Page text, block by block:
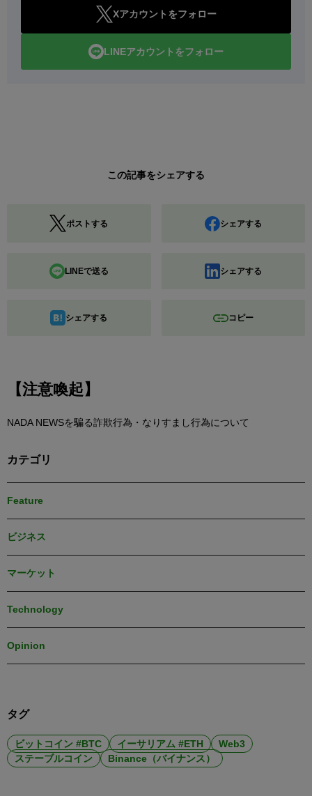
Xアカウントをフォロー
LINEアカウントをフォロー
この記事をシェアする
ポストする シェアする
LINEで送る シェアする
シェアする コピー
【注意喚起】
NADA NEWSを騙る詐欺行為・なりすまし行為について
カテゴリ
Feature
ビジネス
マーケット
Technology
Opinion
タグ
ビットコイン #BTC イーサリアム #ETH
Web3
ステーブルコイン
Binance（バイナンス）